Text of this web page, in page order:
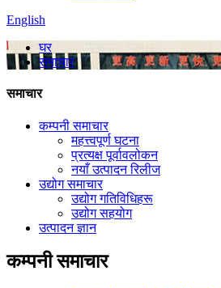
English
घर
समाचार
समाचार
कम्पनी समाचार
महत्त्वपूर्ण घटना
प्रत्यक्ष पूर्वावलोकन
नयाँ उत्पादन रिलीज
उद्योग समाचार
उद्योग गतिविधिहरू
उद्योग सहयोग
उत्पादन ज्ञान
कम्पनी समाचार